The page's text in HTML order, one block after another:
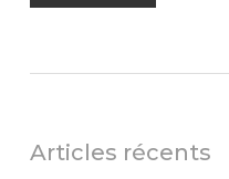
Articles récents